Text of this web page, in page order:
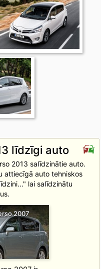
līdzīgi auto
2013 salīdzinātie auto.
attiecīgā auto tehniskos
lai salīdzinātu
2007